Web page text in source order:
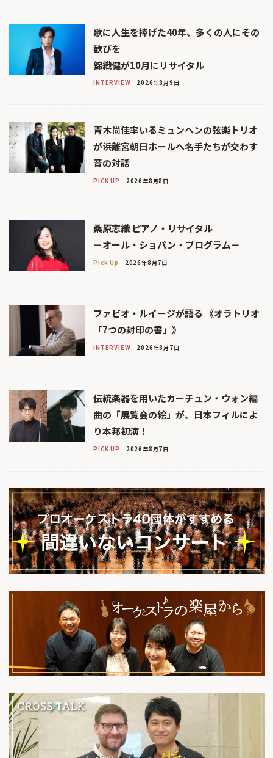
歌に人生を捧げた40年、多くの人にその
歓びを
錦織健が10月にリサイタル
INTERVIEW 2026年8月9日
青木尚佳率いるミュンヘンの弦楽トリオ
が浜離宮朝日ホールへ――名手たちが交わす
音の対話
PICK UP 2026年8月8日
桑原志織 ピアノ・リサイタル
－オール・ショパン・プログラム－
Pick Up 2026年8月7日
ファビオ・ルイージが語る 《オラトリオ
「7つの封印の書」》
INTERVIEW 2026年8月7日
伝統楽器を用いたカーチュン・ウォン編
曲の「展覧会の絵」が、日本フィルによ
り本邦初演！
PICK UP 2026年8月7日